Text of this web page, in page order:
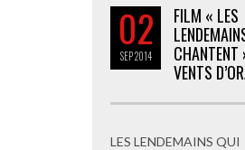
02
SEP2014
FILM « LES
CHANTENT
VENTS
LES LENDEMAINS QUI